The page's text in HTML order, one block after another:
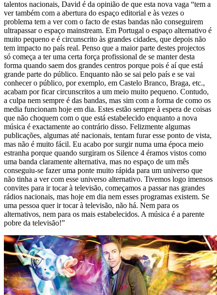
talentos nacionais, David é da opinião de que esta nova vaga “tem a
ver também com a abertura do espaço editorial e às vezes o
problema tem a ver com o facto de estas bandas não conseguirem
ultrapassar o espaço mainstream. Em Portugal o espaço alternativo é
muito pequeno e é circunscrito às grandes cidades, que depois não
tem impacto no país real. Penso que a maior parte destes projectos
só começa a ter uma certa força profissional de se manter desta
forma quando saem dos grandes centros porque pois é aí que está
grande parte do público. Enquanto não se sai pelo país e se vai
conhecer o público, por exemplo, em Castelo Branco, Braga, etc.,
acabam por ficar circunscritos a um meio muito pequeno. Contudo,
a culpa nem sempre é das bandas, mas sim com a forma de como os
media funcionam hoje em dia. Estes estão sempre à espera de coisas
que não choquem com o que está estabelecido enquanto a nova
música é exactamente ao contrário disso. Felizmente algumas
publicações, algumas até nacionais, tentam furar esse ponto de vista,
mas não é muito fácil. Eu acabo por surgir numa uma época meio
estranha porque quando surgiram os Silence 4 éramos vistos como
uma banda claramente alternativa, mas no espaço de um mês
conseguiu-se fazer uma ponte muito rápida para um universo que
não tinha a ver com esse universo alternativo. Tivemos logo imensos
convites para ir tocar à televisão, começamos a passar nas grandes
rádios nacionais, mas hoje em dia nem esses programas existem. Se
uma pessoa quer ir tocar à televisão, não há. Nem para os
alternativos, nem para os mais estabelecidos. A música é a parente
pobre da televisão!”